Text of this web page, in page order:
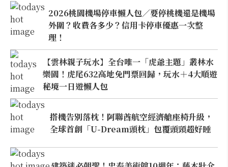
2026桃園機場停車懶人包／要停桃機還是機場
外圍？收費各多少？信用卡停車優惠一次整
理！
【雲林親子玩水】全台唯一「虎爺主題」叢林水
樂園！虎尾632高地免門票回歸，玩水＋4大順遊
秘境一日遊懶人包
搭機告別落枕！阿聯酋航空經濟艙座椅升級，
全球首創「U-Dream頭枕」包覆頭頸超好睡